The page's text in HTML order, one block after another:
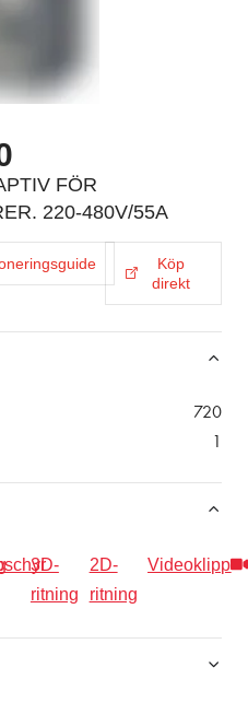
FÖR
220-480V/55A
Köp
direkt
720
1
3D-
ritning
2D-
ritning
Videoklipp